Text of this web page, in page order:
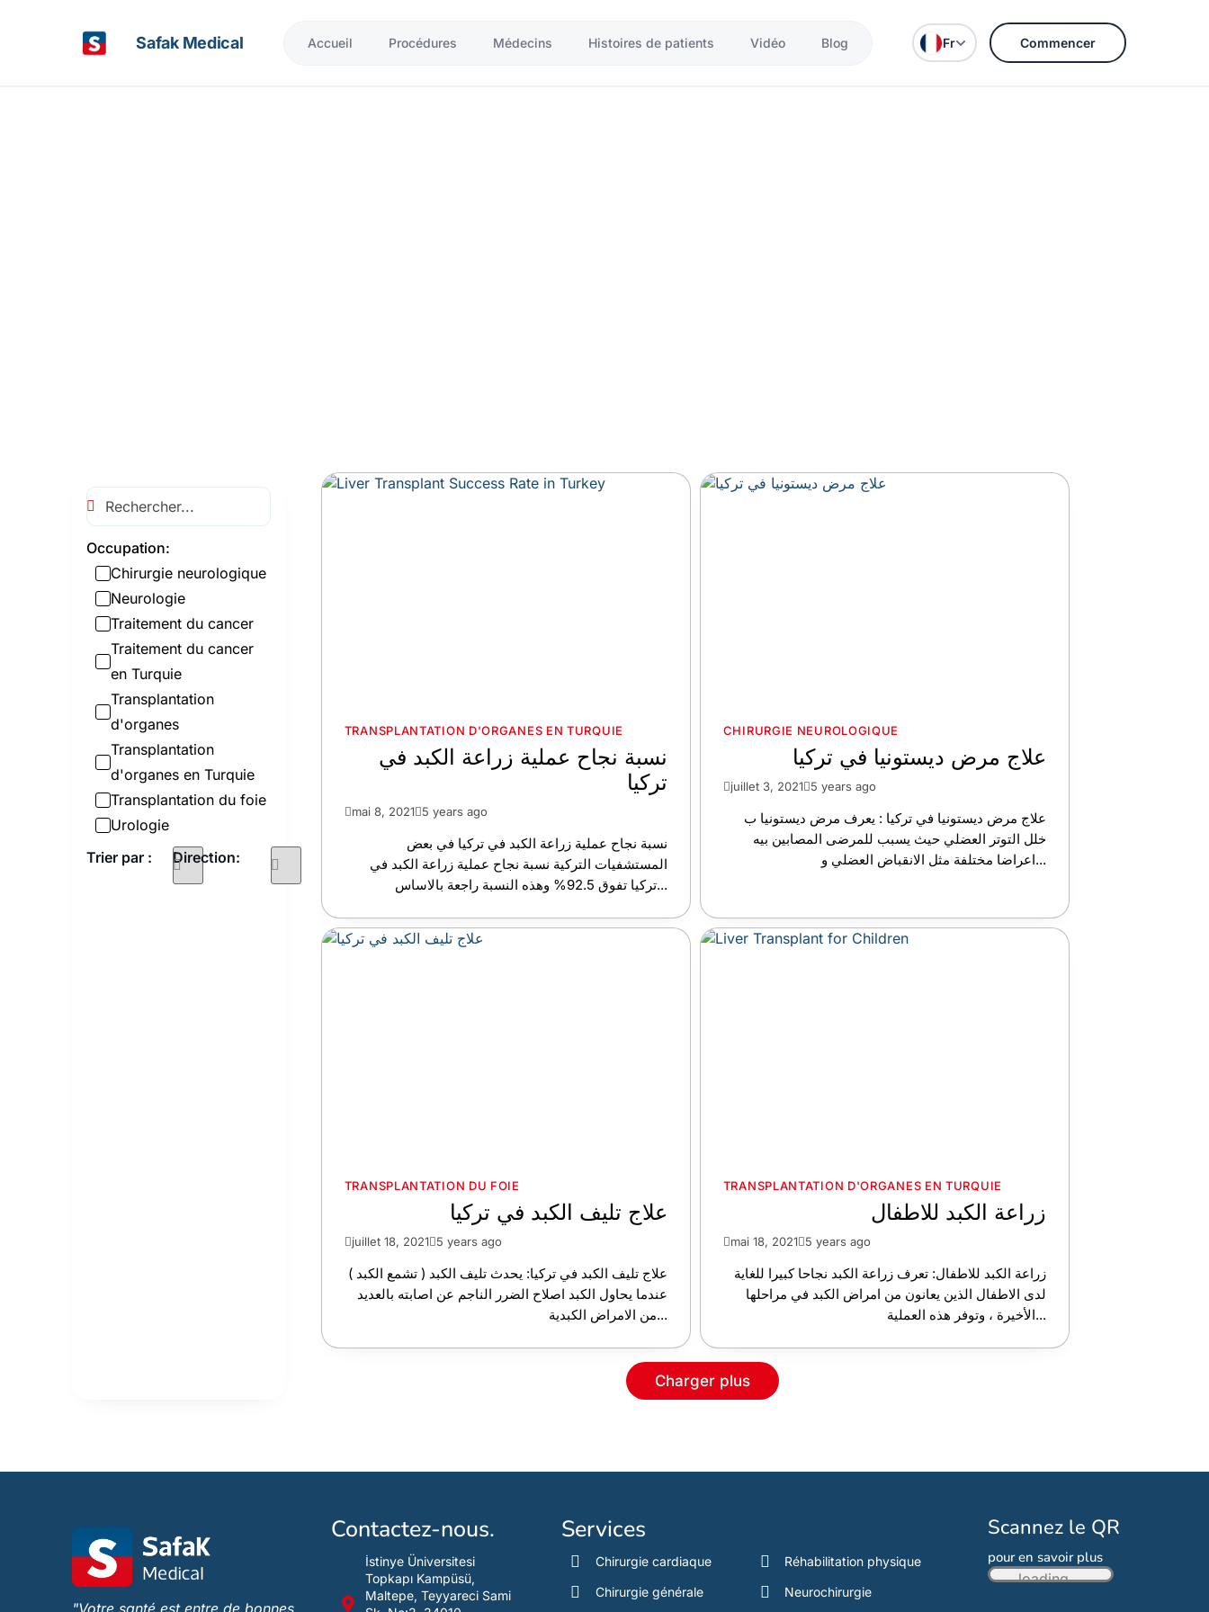
Safak Medical Accueil Procédures Médecins Histoires de patients Vidéo Blog Fr Commencer
Occupation:
Chirurgie neurologique
Neurologie
Traitement du cancer
Traitement du cancer
en Turquie
Transplantation
d'organes
Transplantation
d'organes en Turquie
Transplantation du foie
Urologie
Trier par :
Direction:
TRANSPLANTATION D'ORGANES EN TURQUIE
نسبة نجاح عملية زراعة الكبد في
تركيا
mai 8, 2021 5 years ago
نسبة نجاح عملية زراعة الكبد في تركيا في بعض
المستشفيات التركية نسبة نجاح عملية زراعة الكبد في
تركيا تفوق 92.5% وهذه النسبة راجعة بالاساس...
CHIRURGIE NEUROLOGIQUE
علاج مرض ديستونيا في تركيا
juillet 3, 2021 5 years ago
علاج مرض ديستونيا في تركيا : يعرف مرض ديستونيا ب
خلل التوتر العضلي حيث يسبب للمرضى المصابين بيه
اعراضا مختلفة مثل الانقباض العضلي و...
TRANSPLANTATION DU FOIE
علاج تليف الكبد في تركيا
juillet 18, 2021 5 years ago
علاج تليف الكبد في تركيا: يحدث تليف الكبد ( تشمع الكبد )
عندما يحاول الكبد اصلاح الضرر الناجم عن اصابته بالعديد
من الامراض الكبدية...
TRANSPLANTATION D'ORGANES EN TURQUIE
زراعة الكبد للاطفال
mai 18, 2021 5 years ago
زراعة الكبد للاطفال: تعرف زراعة الكبد نجاحا كبيرا للغاية
لدى الاطفال الذين يعانون من امراض الكبد في مراحلها
الأخيرة ، وتوفر هذه العملية...
Charger plus
Contactez-nous.
İstinye Üniversitesi
Topkapı Kampüsü,
Maltepe, Teyyareci Sami
Services
Chirurgie cardiaque
Chirurgie générale
Réhabilitation physique
Neurochirurgie
Scannez le QR
pour en savoir plus
loading...